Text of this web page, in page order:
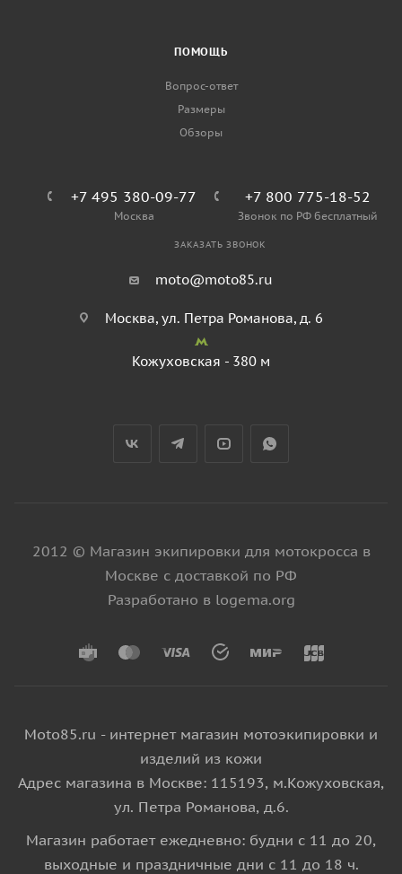
ПОМОЩЬ
Вопрос-ответ
Размеры
Обзоры
+7 495 380-09-77
Москва
+7 800 775-18-52
Звонок по РФ бесплатный
ЗАКАЗАТЬ ЗВОНОК
moto@moto85.ru
Москва, ул. Петра Романова, д. 6
Кожуховская - 380 м
2012 © Магазин экипировки для мотокросса в
Москве с доставкой по РФ
Разработано в logema.org
Moto85.ru - интернет магазин мотоэкипировки и
изделий из кожи
Адрес магазина в Москве: 115193, м.Кожуховская,
ул. Петра Романова, д.6.
Магазин работает ежедневно: будни с 11 до 20,
выходные и праздничные дни с 11 до 18 ч.